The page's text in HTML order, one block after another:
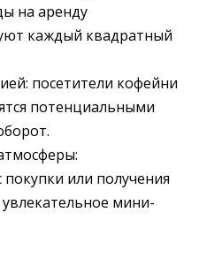
на аренду
каждый квадратный
посетители кофейни
потенциальными
или получения
мини-